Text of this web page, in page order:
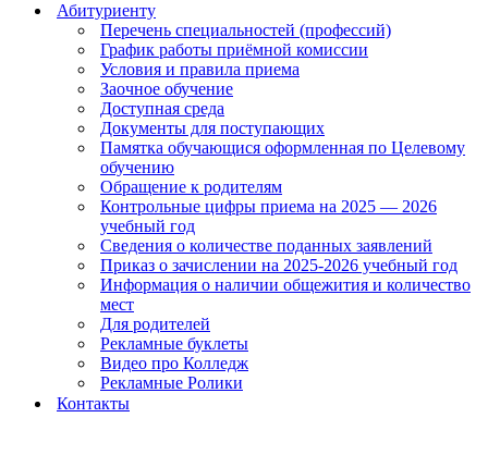
Абитуриенту
Перечень специальностей (профессий)
График работы приёмной комиссии
Условия и правила приема
Заочное обучение
Доступная среда
Документы для поступающих
Памятка обучающися оформленная по Целевому
обучению
Обращение к родителям
Контрольные цифры приема на 2025 — 2026
учебный год
Сведения о количестве поданных заявлений
Приказ о зачислении на 2025-2026 учебный год
Информация о наличии общежития и количество
мест
Для родителей
Рекламные буклеты
Видео про Колледж
Рекламные Ролики
Контакты